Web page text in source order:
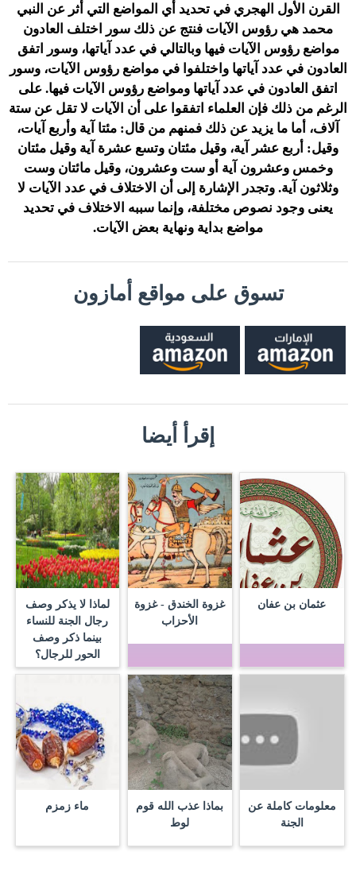
القرن الأول الهجري في تحديد أي المواضع التي أثر عن النبي
محمد هي رؤوس الآيات فنتج عن ذلك سور اختلف العادون
مواضع رؤوس الآيات فيها وبالتالي في عدد آياتها، وسور اتفق
العادون في عدد آياتها واختلفوا في مواضع رؤوس الآيات، وسور
اتفق العادون في عدد آياتها ومواضع رؤوس الآيات فيها. على
الرغم من ذلك فإن العلماء اتفقوا على أن الآيات لا تقل عن ستة
آلاف، أما ما يزيد عن ذلك فمنهم من قال: مئتا آية وأربع آيات،
وقيل: أربع عشر آية، وقيل مئتان وتسع عشرة آية وقيل مئتان
وخمس وعشرون آية أو ست وعشرون، وقيل مائتان وست
وثلاثون آية. وتجدر الإشارة إلى أن الاختلاف في عدد الآيات لا
يعنى وجود نصوص مختلفة، وإنما سببه الاختلاف في تحديد
مواضع بداية ونهاية بعض الآيات.
تسوق على مواقع أمازون
إقرأ أيضا
عثمان بن عفان
غزوة الخندق - غزوة
الأحزاب
لماذا لا يذكر وصف
رجال الجنة للنساء
بينما ذكر وصف
الحور للرجال؟
معلومات كاملة عن
الجنة
بماذا عذب الله قوم
لوط
ماء زمزم